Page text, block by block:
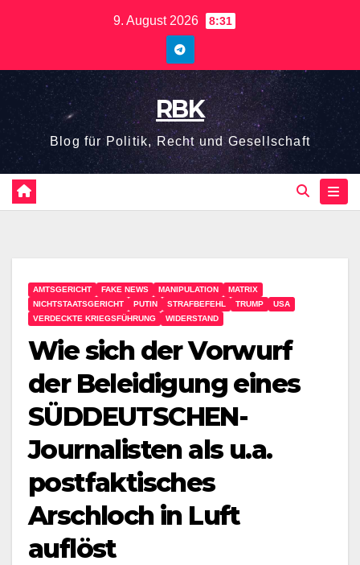
9. August 2026 8:31
RBK
Blog für Politik, Recht und Gesellschaft
AMTSGERICHT FAKE NEWS MANIPULATION
MATRIX
NICHTSTAATSGERICHT
PUTIN STRAFBEFEHL TRUMP
USA
VERDECKTE KRIEGSFÜHRUNG
WIDERSTAND
Wie sich der Vorwurf
der Beleidigung eines
SÜDDEUTSCHEN-
Journalisten als u.a.
postfaktisches
Arschloch in Luft
auflöst